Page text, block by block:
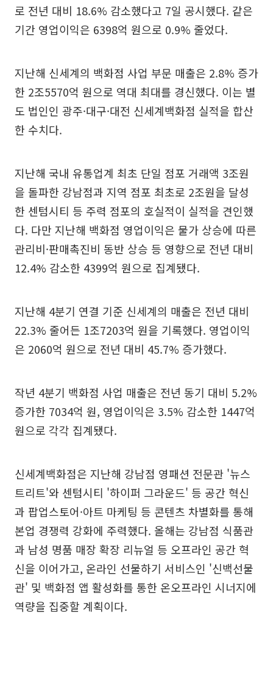
로 전년 대비 18.6% 감소했다고 7일 공시했다. 같은
기간 영업이익은 6398억 원으로 0.9% 줄었다.
지난해 신세계의 백화점 사업 부문 매출은 2.8% 증가
한 2조5570억 원으로 역대 최대를 경신했다. 이는 별
도 법인인 광주·대구·대전 신세계백화점 실적을 합산
한 수치다.
지난해 국내 유통업계 최초 단일 점포 거래액 3조원
을 돌파한 강남점과 지역 점포 최초로 2조원을 달성
한 센텀시티 등 주력 점포의 호실적이 실적을 견인했
다. 다만 지난해 백화점 영업이익은 물가 상승에 따른
관리비·판매촉진비 동반 상승 등 영향으로 전년 대비
12.4% 감소한 4399억 원으로 집계됐다.
지난해 4분기 연결 기준 신세계의 매출은 전년 대비
22.3% 줄어든 1조7203억 원을 기록했다. 영업이익
은 2060억 원으로 전년 대비 45.7% 증가했다.
작년 4분기 백화점 사업 매출은 전년 동기 대비 5.2%
증가한 7034억 원, 영업이익은 3.5% 감소한 1447억
원으로 각각 집계됐다.
신세계백화점은 지난해 강남점 영패션 전문관 '뉴스
트리트'와 센텀시티 '하이퍼 그라운드' 등 공간 혁신
과 팝업스토어·아트 마케팅 등 콘텐츠 차별화를 통해
본업 경쟁력 강화에 주력했다. 올해는 강남점 식품관
과 남성 명품 매장 확장 리뉴얼 등 오프라인 공간 혁
신을 이어가고, 온라인 선물하기 서비스인 '신백선물
관' 및 백화점 앱 활성화를 통한 온오프라인 시너지에
역량을 집중할 계획이다.